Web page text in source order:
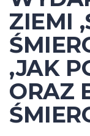
ZIEMI
,JAK
ORAZ